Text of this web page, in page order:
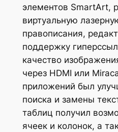
элементов SmartArt,
виртуальную
правописания,
поддержку
качество
через HDMI или
приложений был
поиска и замены
таблиц получил
ячеек и колонок, а